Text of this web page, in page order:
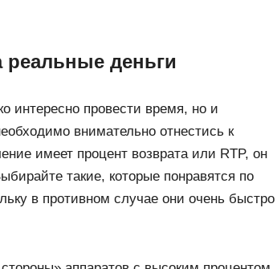
деньги
интересно провести время, но и
внимательно отнестись к
имеет процент возврата или RTP, он
такие, которые понравятся по
в противном случае они очень быстро